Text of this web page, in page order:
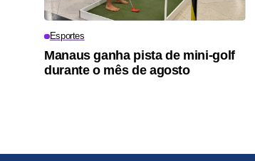
Esportes
Manaus ganha pista de mini-golf
durante o mês de agosto